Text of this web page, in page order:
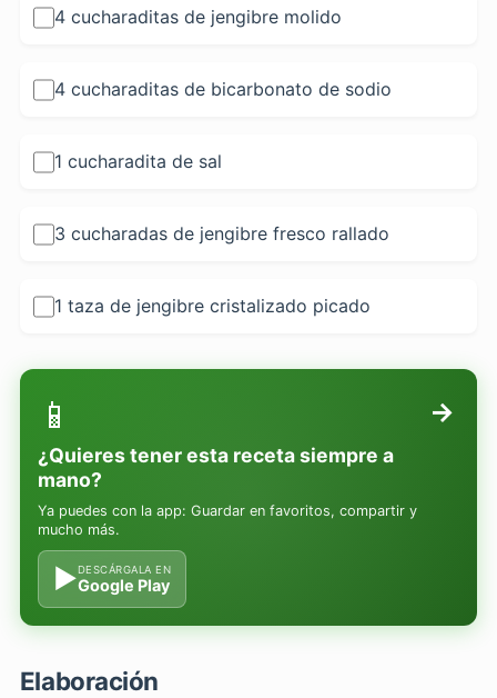
4 cucharaditas de jengibre molido
4 cucharaditas de bicarbonato de sodio
1 cucharadita de sal
3 cucharadas de jengibre fresco rallado
1 taza de jengibre cristalizado picado
📱
¿Quieres tener esta receta siempre a
mano?
Ya puedes con la app: Guardar en favoritos, compartir y
mucho más.
▶DESCÁRGALA EN
Google Play
→
Elaboración